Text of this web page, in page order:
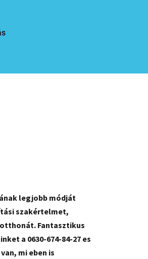
legjobb módját
szakértelmet,
Fantasztikus
a 0630-674-84-27 es
mi eben is